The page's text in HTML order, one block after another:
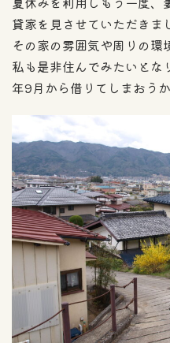
貸家を見させていただきま
その家の雰囲気や周りの環
私も是非住んでみたいと
年9月から借りてしまおう